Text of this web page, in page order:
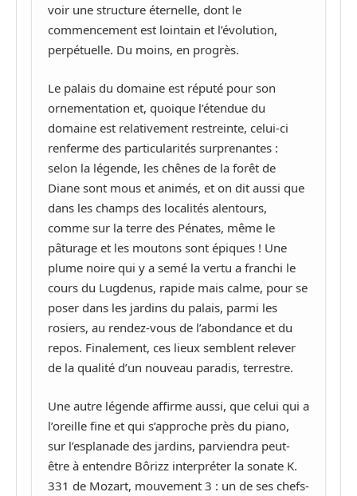
voir une structure éternelle, dont le
commencement est lointain et l’évolution,
perpétuelle. Du moins, en progrès.
Le palais du domaine est réputé pour son
ornementation et, quoique l’étendue du
domaine est relativement restreinte, celui-ci
renferme des particularités surprenantes :
selon la légende, les chênes de la forêt de
Diane sont mous et animés, et on dit aussi que
dans les champs des localités alentours,
comme sur la terre des Pénates, même le
pâturage et les moutons sont épiques ! Une
plume noire qui y a semé la vertu a franchi le
cours du Lugdenus, rapide mais calme, pour se
poser dans les jardins du palais, parmi les
rosiers, au rendez-vous de l’abondance et du
repos. Finalement, ces lieux semblent relever
de la qualité d’un nouveau paradis, terrestre.
Une autre légende affirme aussi, que celui qui a
l’oreille fine et qui s’approche près du piano,
sur l’esplanade des jardins, parviendra peut-
être à entendre Bôrizz interpréter la sonate K.
331 de Mozart, mouvement 3 : un de ses chefs-